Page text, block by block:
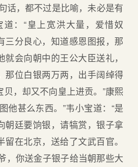
话，都不过是比喻，未必是有
道：“皇上宽洪大量，爱惜奴
三分良心，知道感恩图报，那
会向朝中的王公大臣送礼，
那位白银两万两，出手阔绰得
，却又不向皇上进贡。”康熙
他甚么东西。”韦小宝道：“是
朝廷要饷银，请犒赏，银子拿
在北京，送给了文武百官。
，你送金子银子给当朝那些大